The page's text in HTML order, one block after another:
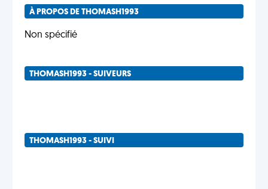
À PROPOS DE THOMASH1993
Non spécifié
THOMASH1993 - SUIVEURS
THOMASH1993 - SUIVI